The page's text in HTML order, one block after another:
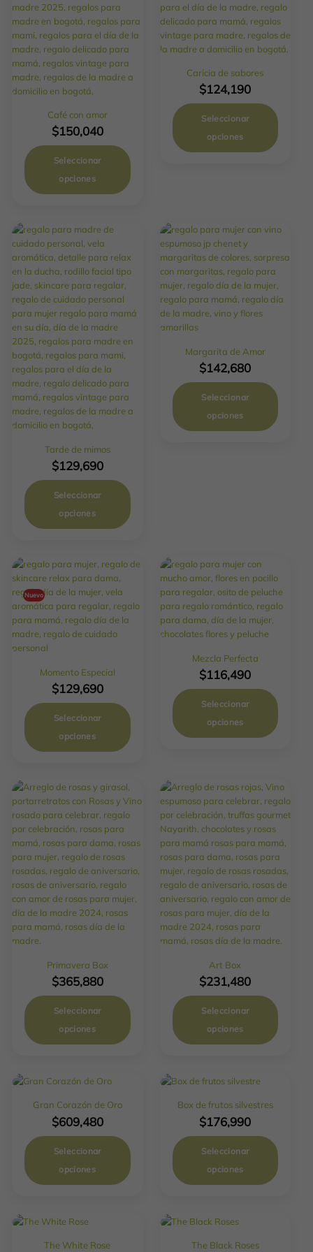
Café con amor
$150,040
Seleccionar
opciones
Caricia de sabores
$124,190
Seleccionar
opciones
Tarde de mimos
$129,690
Seleccionar
opciones
Margarita de Amor
$142,680
Seleccionar
opciones
Nuevo
Momento Especial
$129,690
Seleccionar
opciones
Mezcla Perfecta
$116,490
Seleccionar
opciones
Primavera Box
$365,880
Seleccionar
opciones
Art Box
$231,480
Seleccionar
opciones
Gran Corazón de Oro
$609,480
Seleccionar
opciones
Box de frutos silvestres
$176,990
Seleccionar
opciones
The White Rose The Black Roses